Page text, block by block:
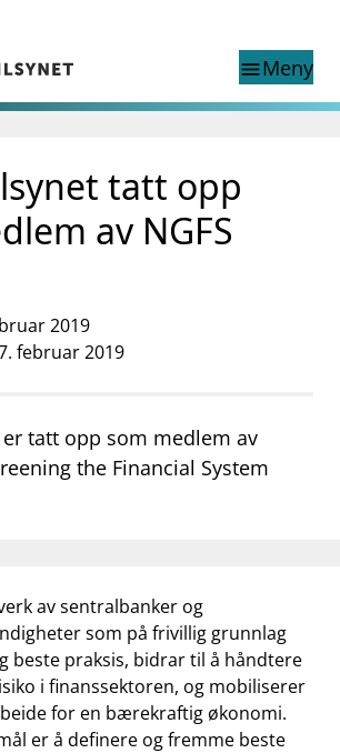
menuMeny
language
English
exist in English
English home page
registre
nyhetsvarsel
tatt opp
av NGFS
2019
februar 2019
tatt opp som medlem av
the Financial System
av sentralbanker og
som på frivillig grunnlag
beste praksis, bidrar til å håndtere
i finanssektoren, og mobiliserer
for en bærekraftig økonomi.
er å definere og fremme beste